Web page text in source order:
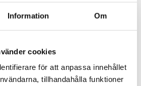
Information Om
cookies
för att anpassa innehållet
tillhandahålla funktioner
10x10 cm(6)